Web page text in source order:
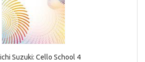
Suzuki: Cello School 4